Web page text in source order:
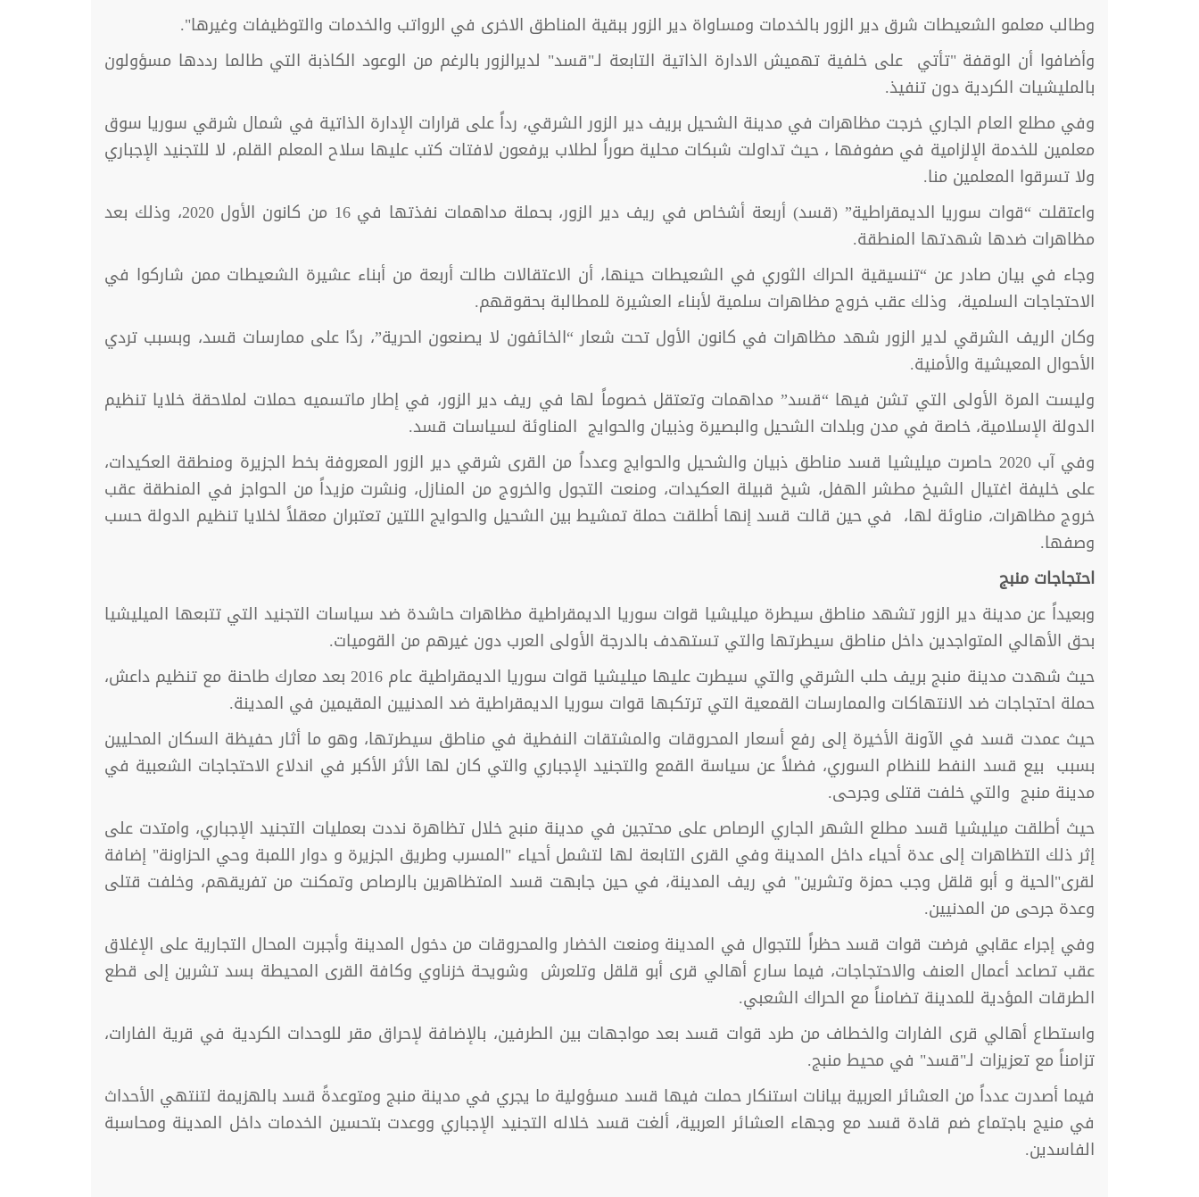
وطالب معلمو الشعيطات شرق دير الزور بالخدمات ومساواة دير الزور ببقية المناطق الاخرى في الرواتب والخدمات والتوظيفات وغيرها".
وأضافوا أن الوقفة "تأتي على خلفية تهميش الادارة الذاتية التابعة لـ"قسد" لديرالزور بالرغم من الوعود الكاذبة التي طالما رددها مسؤولون
بالمليشيات الكردية دون تنفيذ.
وفي مطلع العام الجاري خرجت مظاهرات في مدينة الشحيل بريف دير الزور الشرقي، رداً على قرارات الإدارة الذاتية في شمال شرقي سوريا سوق
معلمين للخدمة الإلزامية في صفوفها ، حيث تداولت شبكات محلية صوراً لطلاب يرفعون لافتات كتب عليها سلاح المعلم القلم، لا للتجنيد الإجباري
ولا تسرقوا المعلمين منا.
واعتقلت “قوات سوريا الديمقراطية” (قسد) أربعة أشخاص في ريف دير الزور، بحملة مداهمات نفذتها في 16 من كانون الأول 2020، وذلك بعد
مظاهرات ضدها شهدتها المنطقة.
وجاء في بيان صادر عن “تنسيقية الحراك الثوري في الشعيطات حينها، أن الاعتقالات طالت أربعة من أبناء عشيرة الشعيطات ممن شاركوا في
الاحتجاجات السلمية، وذلك عقب خروج مظاهرات سلمية لأبناء العشيرة للمطالبة بحقوقهم.
وكان الريف الشرقي لدير الزور شهد مظاهرات في كانون الأول تحت شعار “الخائفون لا يصنعون الحرية”، ردًا على ممارسات قسد، وبسبب تردي
الأحوال المعيشية والأمنية.
وليست المرة الأولى التي تشن فيها “قسد” مداهمات وتعتقل خصوماً لها في ريف دير الزور، في إطار ماتسميه حملات لملاحقة خلايا تنظيم
الدولة الإسلامية، خاصة في مدن وبلدات الشحيل والبصيرة وذبيان والحوايج المناوئة لسياسات قسد.
وفي آب 2020 حاصرت ميليشيا قسد مناطق ذبيان والشحيل والحوايج وعدداُ من القرى شرقي دير الزور المعروفة بخط الجزيرة ومنطقة العكيدات،
على خليفة اغتيال الشيخ مطشر الهفل، شيخ قبيلة العكيدات، ومنعت التجول والخروج من المنازل، ونشرت مزيداً من الحواجز في المنطقة عقب
خروج مظاهرات، مناوئة لها، في حين قالت قسد إنها أطلقت حملة تمشيط بين الشحيل والحوايج اللتين تعتبران معقلاً لخلايا تنظيم الدولة حسب
وصفها.
احتجاجات منبج
وبعيداً عن مدينة دير الزور تشهد مناطق سيطرة ميليشيا قوات سوريا الديمقراطية مظاهرات حاشدة ضد سياسات التجنيد التي تتبعها الميليشيا
بحق الأهالي المتواجدين داخل مناطق سيطرتها والتي تستهدف بالدرجة الأولى العرب دون غيرهم من القوميات.
حيث شهدت مدينة منبج بريف حلب الشرقي والتي سيطرت عليها ميليشيا قوات سوريا الديمقراطية عام 2016 بعد معارك طاحنة مع تنظيم داعش،
حملة احتجاجات ضد الانتهاكات والممارسات القمعية التي ترتكبها قوات سوريا الديمقراطية ضد المدنيين المقيمين في المدينة.
حيث عمدت قسد في الآونة الأخيرة إلى رفع أسعار المحروقات والمشتقات النفطية في مناطق سيطرتها، وهو ما أثار حفيظة السكان المحليين
بسبب بيع قسد النفط للنظام السوري، فضلاً عن سياسة القمع والتجنيد الإجباري والتي كان لها الأثر الأكبر في اندلاع الاحتجاجات الشعبية في
مدينة منبج والتي خلفت قتلى وجرحى.
حيث أطلقت ميليشيا قسد مطلع الشهر الجاري الرصاص على محتجين في مدينة منبج خلال تظاهرة نددت بعمليات التجنيد الإجباري، وامتدت على
إثر ذلك التظاهرات إلى عدة أحياء داخل المدينة وفي القرى التابعة لها لتشمل أحياء "المسرب وطريق الجزيرة و دوار اللمبة وحي الحزاونة" إضافة
لقرى"الحية و أبو قلقل وجب حمزة وتشرين" في ريف المدينة، في حين جابهت قسد المتظاهرين بالرصاص وتمكنت من تفريقهم، وخلفت قتلى
وعدة جرحى من المدنيين.
وفي إجراء عقابي فرضت قوات قسد حظراً للتجوال في المدينة ومنعت الخضار والمحروقات من دخول المدينة وأجبرت المحال التجارية على الإغلاق
عقب تصاعد أعمال العنف والاحتجاجات، فيما سارع أهالي قرى أبو قلقل وتلعرش وشويحة خزناوي وكافة القرى المحيطة بسد تشرين إلى قطع
الطرقات المؤدية للمدينة تضامناً مع الحراك الشعبي.
واستطاع أهالي قرى الفارات والخطاف من طرد قوات قسد بعد مواجهات بين الطرفين، بالإضافة لإحراق مقر للوحدات الكردية في قرية الفارات،
تزامناً مع تعزيزات لـ"قسد" في محيط منبج.
فيما أصدرت عدداً من العشائر العربية بيانات استنكار حملت فيها قسد مسؤولية ما يجري في مدينة منبج ومتوعدةً قسد بالهزيمة لتنتهي الأحداث
في منيج باجتماع ضم قادة قسد مع وجهاء العشائر العربية، ألغت قسد خلاله التجنيد الإجباري ووعدت بتحسين الخدمات داخل المدينة ومحاسبة
الفاسدين.